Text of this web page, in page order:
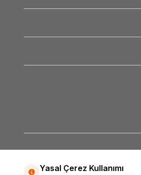
Yasal Çerez Kullanımı